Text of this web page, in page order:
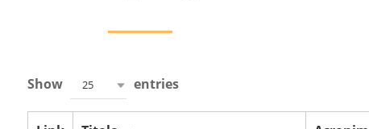
Show 25 entries